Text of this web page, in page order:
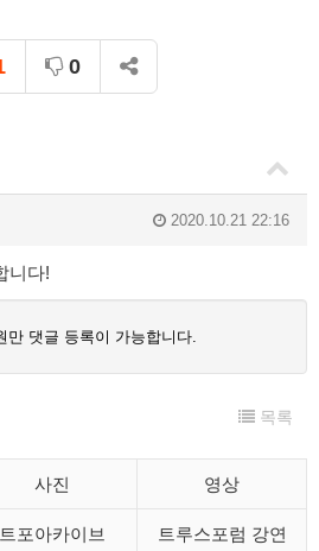
0
2020.10.21 22:16
니다!
만 댓글 등록이 가능합니다.
목록
사진 영상
트포아카이브 트루스포럼 강연